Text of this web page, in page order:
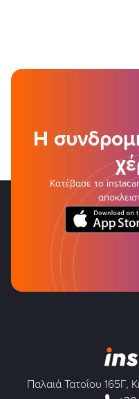
Η
Κατέβασε το
Παλαιά Τατοΐου 165Γ,